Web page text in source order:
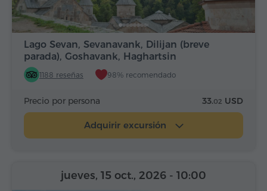
Lago Sevan, Sevanavank, Dilijan (breve
parada), Goshavank, Haghartsin
1188 reseñas 98% recomendado
Precio por persona 33.02 USD
Adquirir excursión
jueves, 15 oct., 2026 - 10:00